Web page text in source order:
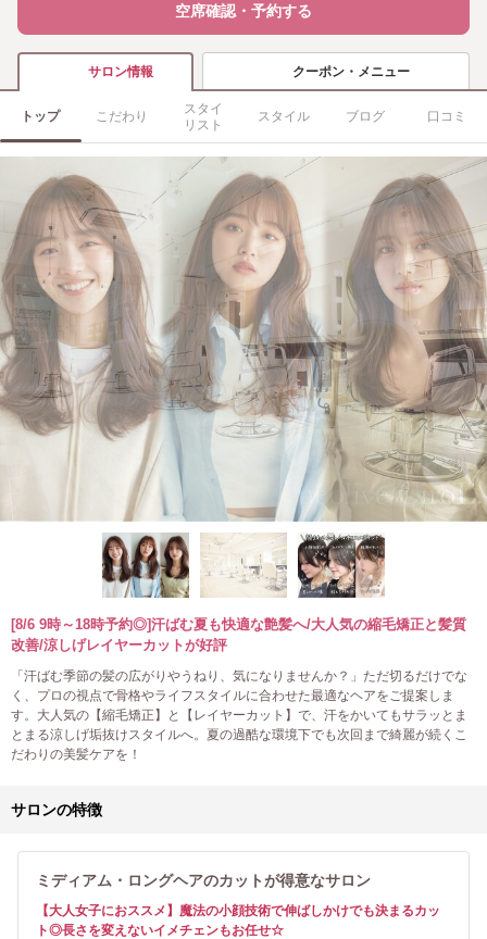
空席確認・予約する
サロン情報 クーポン・メニュー
トップ こだわり
スタイ
リスト
スタイル ブログ 口コミ
[8/6 9時～18時予約◎]汗ばむ夏も快適な艶髪へ/大人気の縮毛矯正と髪質
改善/涼しげレイヤーカットが好評
「汗ばむ季節の髪の広がりやうねり、気になりませんか？」ただ切るだけでな
く、プロの視点で骨格やライフスタイルに合わせた最適なヘアをご提案しま
す。大人気の【縮毛矯正】と【レイヤーカット】で、汗をかいてもサラッとま
とまる涼しげ垢抜けスタイルへ。夏の過酷な環境下でも次回まで綺麗が続くこ
だわりの美髪ケアを！
サロンの特徴
ミディアム・ロングヘアのカットが得意なサロン
【大人女子におススメ】魔法の小顔技術で伸ばしかけでも決まるカッ
ト◎長さを変えないイメチェンもお任せ☆